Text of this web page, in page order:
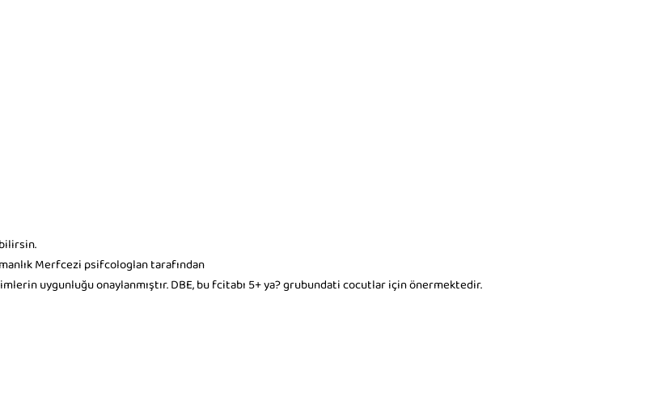
Merfcezi psifcologlan tarafından
uygunluğu onaylanmıştır. DBE, bu fcitabı 5+ ya? grubundati cocutlar için önermektedir.